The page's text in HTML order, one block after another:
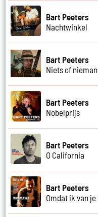
Bart Peeters
Nachtwinkel
Bart Peeters
Niets of
Bart Peeters
Nobelprijs
Bart Peeters
O California
Bart Peeters
Omdat ik van je